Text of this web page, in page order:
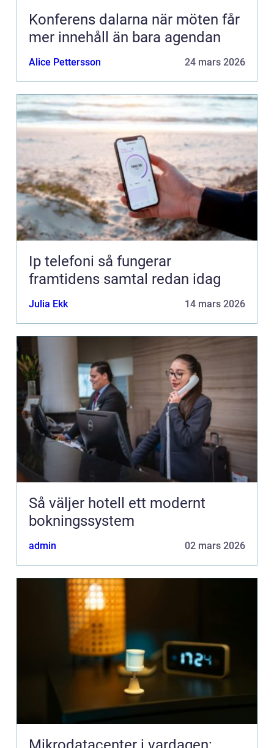
Konferens dalarna när möten får
mer innehåll än bara agendan
Alice Pettersson 24 mars 2026
Ip telefoni så fungerar
framtidens samtal redan idag
Julia Ekk 14 mars 2026
Så väljer hotell ett modernt
bokningssystem
admin 02 mars 2026